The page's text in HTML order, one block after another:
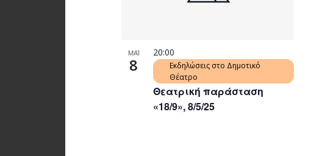
ΜΑΪ
8
Θεατρική παράσταση
«18/9», 8/5/25
20:00
Εκδηλώσεις στο Δημοτικό
Θέατρο